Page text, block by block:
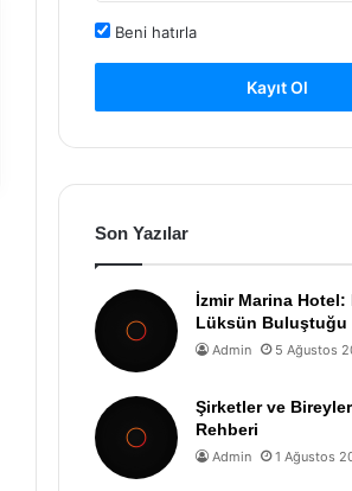
Beni hatırla
Kayıt Ol
Son Yazılar
İzmir Marina
Lüksün Buluştuğu
Admin 5 Ağustos
Şirketler ve
Rehberi
Admin 1 Ağustos